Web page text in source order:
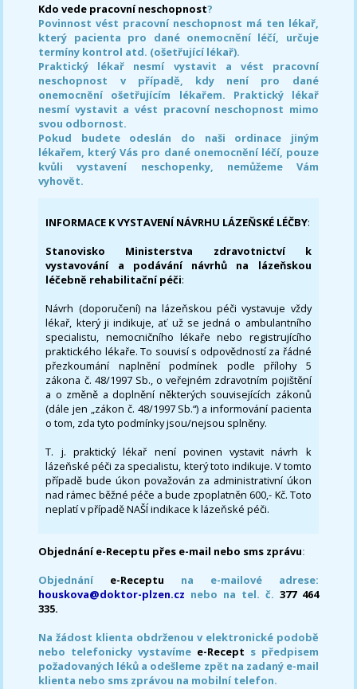
Kdo vede pracovní neschopnost?
Povinnost vést pracovní neschopnost má ten lékař,
který pacienta pro dané onemocnění léčí, určuje
termíny kontrol atd. (ošetřující lékař).
Praktický lékař nesmí vystavit a vést pracovní
neschopnost v případě, kdy není pro dané
onemocnění ošetřujícím lékařem. Praktický lékař
nesmí vystavit a vést pracovní neschopnost mimo
svou odbornost.
Pokud budete odeslán do naši ordinace jiným
lékařem, který Vás pro dané onemocnění léčí, pouze
kvůli vystavení neschopenky, nemůžeme Vám
vyhovět.
INFORMACE K VYSTAVENÍ NÁVRHU LÁZEŇSKÉ LÉČBY:
Stanovisko Ministerstva zdravotnictví k
vystavování a podávání návrhů na lázeňskou
léčebně rehabilitační péči:
Návrh (doporučení) na lázeňskou péči vystavuje vždy
lékař, který ji indikuje, ať už se jedná o ambulantního
specialistu, nemocničního lékaře nebo registrujícího
praktického lékaře. To souvisí s odpovědností za řádné
přezkoumání naplnění podmínek podle přílohy 5
zákona č. 48/1997 Sb., o veřejném zdravotním pojištění
a o změně a doplnění některých souvisejících zákonů
(dále jen „zákon č. 48/1997 Sb.“) a informování pacienta
o tom, zda tyto podmínky jsou/nejsou splněny.
T. j. praktický lékař není povinen vystavit návrh k
lázeňské péči za specialistu, který toto indikuje. V tomto
případě bude úkon považován za administrativní úkon
nad rámec běžné péče a bude zpoplatněn 600,- Kč. Toto
neplatí v případě NAŠÍ indikace k lázeňské péči.
Objednání e-Receptu přes e-mail nebo sms zprávu:
Objednání e-Receptu na e-mailové adrese:
houskova@doktor-plzen.cz nebo na tel. č. 377 464
335.
Na žádost klienta obdrženou v elektronické podobě
nebo telefonicky vystavíme e-Recept s předpisem
požadovaných léků a odešleme zpět na zadaný e-mail
klienta nebo sms zprávou na mobilní telefon.